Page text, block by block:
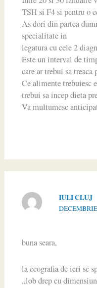
TSH si F4 si pentru o
As dori din partea
specialitate in
legatura cu cele 2
Este un interval de
care ar trebui sa
Ce alimente trebuiesc
trebui sa incep dieta
Va multumesc
IULI CLUJ
buna seara,
la ecografia de ieri se
,,lob drep cu